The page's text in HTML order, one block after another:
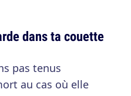
dans ta couette
pas tenus
au cas où elle